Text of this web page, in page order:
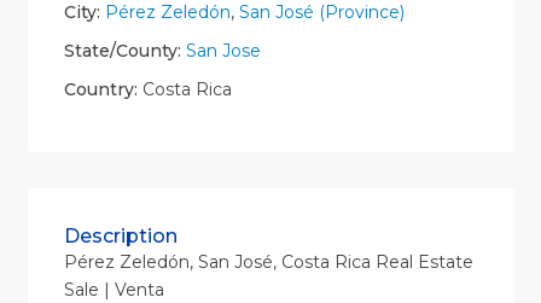
City: Pérez Zeledón, San José (Province)
State/County: San Jose
Country: Costa Rica
Description
Pérez Zeledón, San José, Costa Rica Real Estate
Sale | Venta